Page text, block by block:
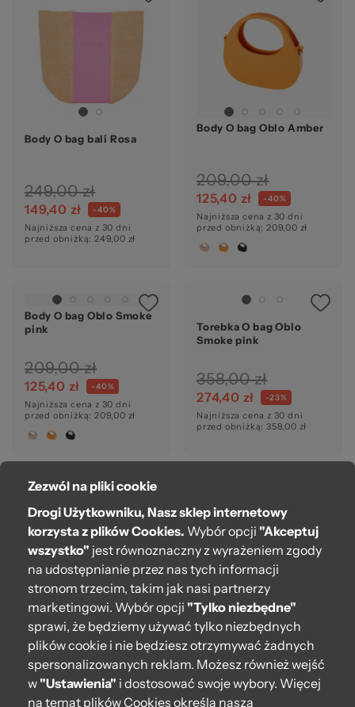
Body O bag bali Rosa
249,00 zł
149,40 zł -40%
Najniższa cena z 30 dni
przed obniżką: 249,00 zł
Body O bag Oblo Amber
209,00 zł
125,40 zł -40%
Najniższa cena z 30 dni
przed obniżką: 209,00 zł
Body O bag Oblo Smoke
pink
209,00 zł
125,40 zł -40%
Najniższa cena z 30 dni
przed obniżką: 209,00 zł
Torebka O bag Oblo
Smoke pink
358,00 zł
274,40 zł -23%
Najniższa cena z 30 dni
przed obniżką: 358,00 zł
Body O bag Oblo Nero
209,00 zł
125,40 zł -40%
Torebka O bag knots 3D
effect SatinSangria
499,00 zł
299,40 zł
Zezwól na pliki cookie
Drogi Użytkowniku, Nasz sklep internetowy
korzysta z plików Cookies. Wybór opcji "Akceptuj
wszystko" jest równoznaczny z wyrażeniem zgody
na udostępnianie przez nas tych informacji
stronom trzecim, takim jak nasi partnerzy
marketingowi. Wybór opcji "Tylko niezbędne"
sprawi, że będziemy używać tylko niezbędnych
plików cookie i nie będziesz otrzymywać żadnych
spersonalizowanych reklam. Możesz również wejść
w"Ustawienia" i dostosować swoje wybory. Więcej
na temat plików Cookies określa nasza